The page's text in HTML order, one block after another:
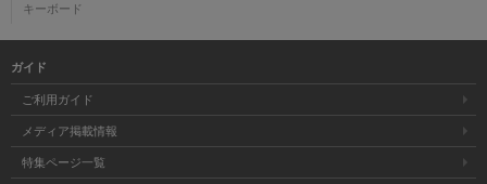
キーボード
ガイド
ご利用ガイド
メディア掲載情報
特集ページ一覧